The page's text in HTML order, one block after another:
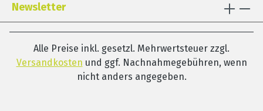
Newsletter
Alle Preise inkl. gesetzl. Mehrwertsteuer zzgl.
Versandkosten und ggf. Nachnahmegebühren, wenn
nicht anders angegeben.